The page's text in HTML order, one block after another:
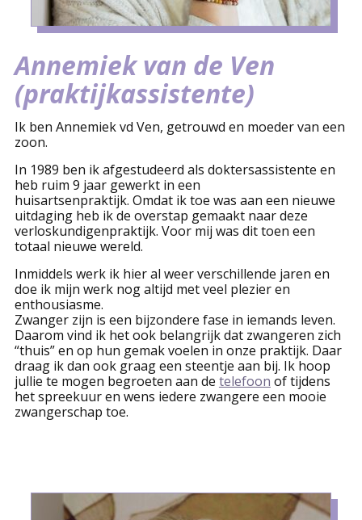
Annemiek van de Ven
(praktijkassistente)
Ik ben Annemiek vd Ven, getrouwd en moeder van een
zoon.
In 1989 ben ik afgestudeerd als doktersassistente en
heb ruim 9 jaar gewerkt in een
huisartsenpraktijk. Omdat ik toe was aan een nieuwe
uitdaging heb ik de overstap gemaakt naar deze
verloskundigenpraktijk. Voor mij was dit toen een
totaal nieuwe wereld.
Inmiddels werk ik hier al weer verschillende jaren en
doe ik mijn werk nog altijd met veel plezier en
enthousiasme.
Zwanger zijn is een bijzondere fase in iemands leven.
Daarom vind ik het ook belangrijk dat zwangeren zich
“thuis” en op hun gemak voelen in onze praktijk. Daar
draag ik dan ook graag een steentje aan bij. Ik hoop
jullie te mogen begroeten aan de telefoon of tijdens
het spreekuur en wens iedere zwangere een mooie
zwangerschap toe.